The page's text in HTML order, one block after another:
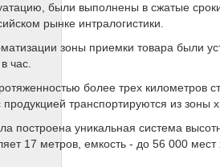
были выполнены в сжатые
рынке интралогистики.
зоны приемки товара были
час.
более трех
транспортируются из зоны
построена уникальная система
17 метров, емкость - до 56 000